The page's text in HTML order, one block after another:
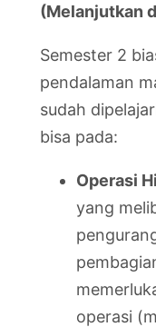
(Melanjutkan
Semester 2
pendalaman
sudah
bisa pada:
Operasi
yang
operasi